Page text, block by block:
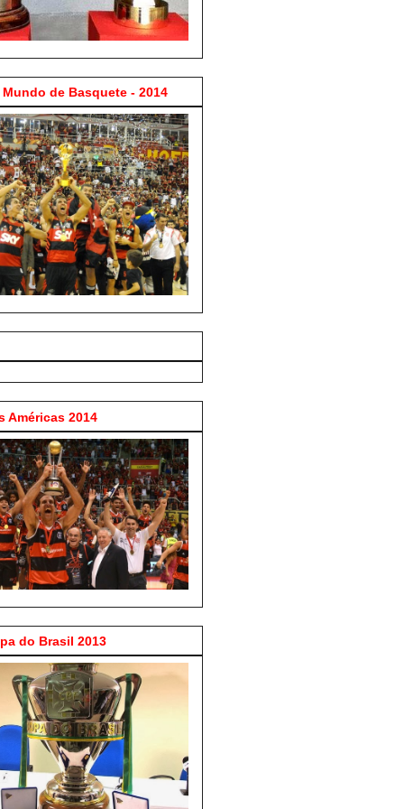
de Basquete - 2014
Américas 2014
do Brasil 2013